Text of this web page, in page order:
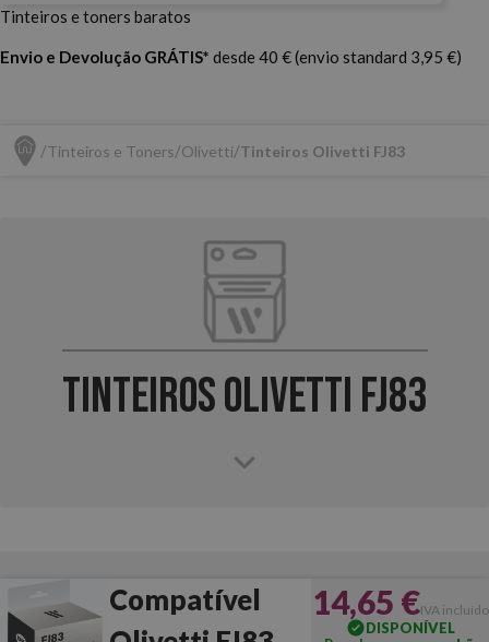
Tinteiros e toners baratos
Envio e Devolução GRÁTIS* desde 40 € (envio standard 3,95 €)
Tinteiros e Toners Olivetti Tinteiros Olivetti FJ83
Tinteiros Olivetti FJ83
Compatível
14,65 €IVA incluído
DISPONÍVEL